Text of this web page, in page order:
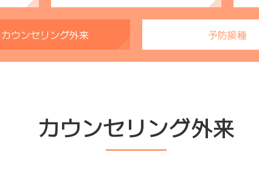
カウンセリング外来 予防接種
カウンセリング外来